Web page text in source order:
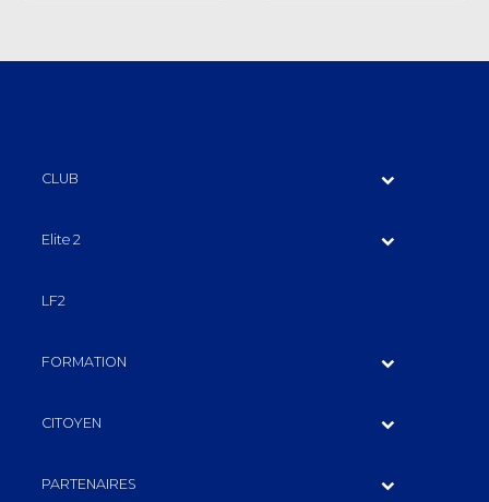
CLUB
Elite 2
LF2
FORMATION
CITOYEN
PARTENAIRES